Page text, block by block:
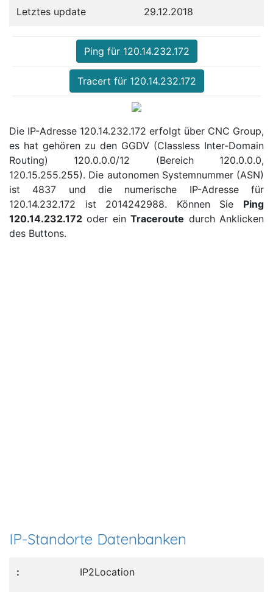
Letztes update 29.12.2018
Ping für 120.14.232.172
Tracert für 120.14.232.172
Die IP-Adresse 120.14.232.172 erfolgt über CNC Group,
es hat gehören zu den GGDV (Classless Inter-Domain
Routing) 120.0.0.0/12 (Bereich 120.0.0.0,
120.15.255.255). Die autonomen Systemnummer (ASN)
ist 4837 und die numerische IP-Adresse für
120.14.232.172 ist 2014242988. Können Sie Ping
120.14.232.172 oder einTraceroute durch Anklicken
des Buttons.
IP-Standorte Datenbanken
IP2Location